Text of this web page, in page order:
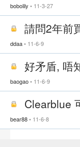
bobolily 11-3-27
請問2年前
ddaa 11-6-9
好矛盾, 唔
baogao 11-6-9
Clearblue
bear88 11-6-8